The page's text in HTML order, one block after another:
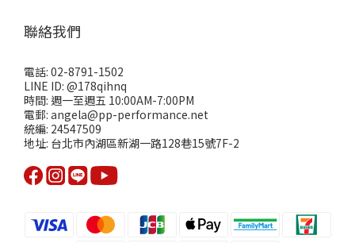
聯絡我們
電話: 02-8791-1502
LINE ID: @178qihnq
時間: 週一至週五 10:00AM-7:00PM
電郵: angela@pp-performance.net
統編: 24547509
地址: 台北市內湖區新湖一路128巷15號7F-2